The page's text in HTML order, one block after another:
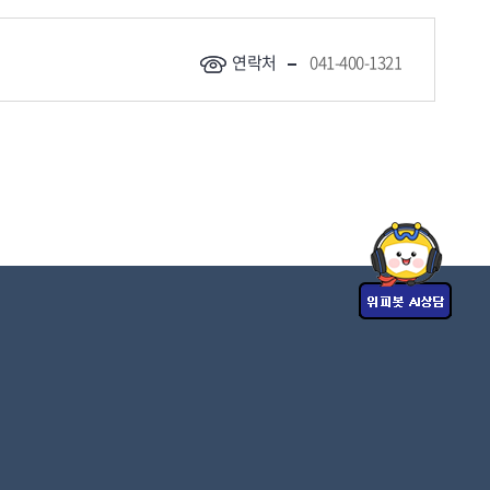
연락처 041-400-1321